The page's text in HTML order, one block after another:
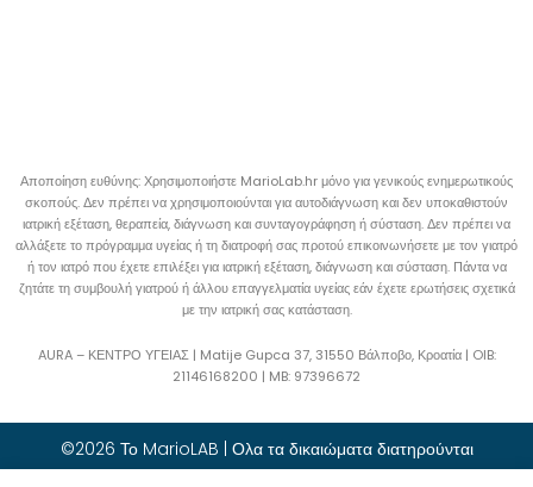
Αποποίηση ευθύνης: Χρησιμοποιήστε MarioLab.hr μόνο για γενικούς ενημερωτικούς
σκοπούς. Δεν πρέπει να χρησιμοποιούνται για αυτοδιάγνωση και δεν υποκαθιστούν
ιατρική εξέταση, θεραπεία, διάγνωση και συνταγογράφηση ή σύσταση. Δεν πρέπει να
αλλάξετε το πρόγραμμα υγείας ή τη διατροφή σας προτού επικοινωνήσετε με τον γιατρό
ή τον ιατρό που έχετε επιλέξει για ιατρική εξέταση, διάγνωση και σύσταση. Πάντα να
ζητάτε τη συμβουλή γιατρού ή άλλου επαγγελματία υγείας εάν έχετε ερωτήσεις σχετικά
με την ιατρική σας κατάσταση.
AURA – ΚΕΝΤΡΟ ΥΓΕΙΑΣ | Matije Gupca 37, 31550 Βάλποβο, Κροατία | OIB:
21146168200 | MB: 97396672
©2026 Το MarioLAB | Ολα τα δικαιώματα διατηρούνται